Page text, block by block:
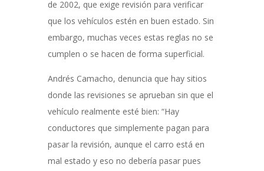
de 2002, que exige revisión para verificar
que los vehículos estén en buen estado. Sin
embargo, muchas veces estas reglas no se
cumplen o se hacen de forma superficial.
Andrés Camacho, denuncia que hay sitios
donde las revisiones se aprueban sin que el
vehículo realmente esté bien: “Hay
conductores que simplemente pagan para
pasar la revisión, aunque el carro está en
mal estado y eso no debería pasar pues